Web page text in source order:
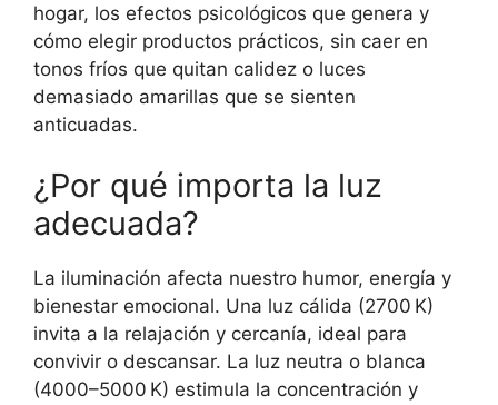
hogar, los efectos psicológicos que genera y
cómo elegir productos prácticos, sin caer en
tonos fríos que quitan calidez o luces
demasiado amarillas que se sienten
anticuadas.
¿Por qué importa la luz
adecuada?
La iluminación afecta nuestro humor, energía y
bienestar emocional. Una luz cálida (2700 K)
invita a la relajación y cercanía, ideal para
convivir o descansar. La luz neutra o blanca
(4000–5000 K) estimula la concentración y